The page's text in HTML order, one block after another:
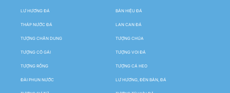
LƯ HƯƠNG ĐÁ BẢN HIỆU ĐÁ
THÁP NƯỚC ĐÁ LAN CAN ĐÁ
TƯỢNG CHÂN DUNG TƯỢNG CHÚA
TƯỢNG CÔ GÁI TƯỢNG VOI ĐÁ
TƯỢNG RỒNG TƯỢNG CÁ HEO
ĐÀI PHUN NƯỚC LƯ HƯƠNG, ĐÈN BÀN, ĐÁ